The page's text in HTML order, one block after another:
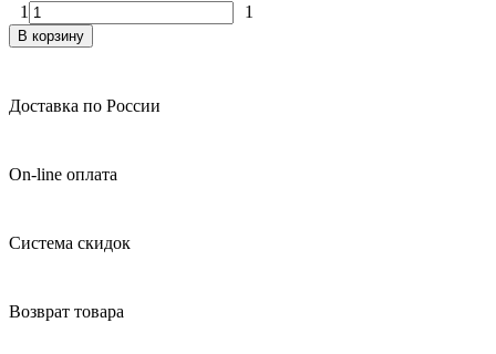
1
1
В корзину
Доставка по России
On-line оплата
Система скидок
Возврат товара